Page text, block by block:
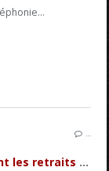
…
Comment fonctionnent les retraits rapides pour les casinos en ligne sur Smartphone